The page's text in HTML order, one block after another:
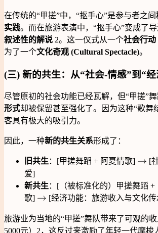
在传统的“甲搓”中，“抠手心”是参与者之间
实践。而在旅游表演中，“抠手心”变成了
叙述性的解说 2。这一仪式从一个社会行动
为了一个文化奇观 (Cultural Spectacle)。
(三) 新的共生：从“社会-情感”到“
尽管原初的社会功能已经瓦解，但“甲搓”
形式却被保留甚至强化了。因为这种“歌舞
客具有极大的吸引力。
因此，一种新的共生关系形成了：
旧共生：[甲搓舞蹈 + 阿夏情歌] → [
爱]
新共生：[（被标准化的）甲搓舞蹈 +
歌] \rightarrow
→ [经济功能：旅游收入与文化
旅游业为当地的“甲搓”舞队带来了可观的
5000元）2，这反过来激励了年轻一代摩梭